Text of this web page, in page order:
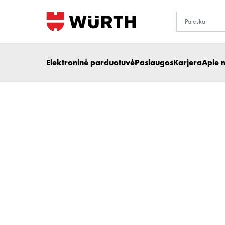
Elektroninė parduotuvėPaslaugosKarjeraApie